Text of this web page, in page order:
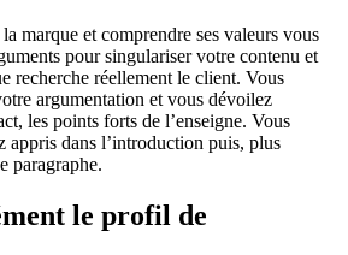
marque et comprendre ses valeurs vous
pour singulariser votre contenu et
recherche réellement le client. Vous
argumentation et vous dévoilez
les points forts de l’enseigne. Vous
appris dans l’introduction puis, plus
paragraphe.
le profil de